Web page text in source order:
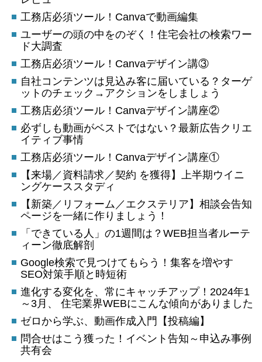
工務店必須ツール！Canvaで動画編集
ユーザーの頭の中をのぞく！住宅会社の検索ワー
ド大調査
工務店必須ツール！Canvaデザイン講③
自社コンテンツは見込み客に届いている？ターゲ
ットのチェック→アクションをしましょう
工務店必須ツール！Canvaデザイン講座②
必ずしも動画がベストではない？最新広告クリエ
イティブ事情
工務店必須ツール！Canvaデザイン講座①
【来場／資料請求／契約 を獲得】上半期ウイニ
ングケーススタディ
【新築／リフォーム／エクステリア】相談会告知
ページを一緒に作りましょう！
「できている人」の1週間は？WEB担当者ルーテ
ィーン徹底解剖
Google検索で見つけてもらう！集客を増やす
SEO対策手順と時短術
進化する変化を、常にキャッチアップ！2024年1
～3月、 住宅業界WEBにこんな傾向がありました
ゼロから学ぶ、動画作成入門【投稿編】
問合せはこう獲った！イベント告知～申込み事例
共有会